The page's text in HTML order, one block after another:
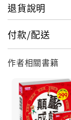
退貨說明
付款/配送
作者相關書籍